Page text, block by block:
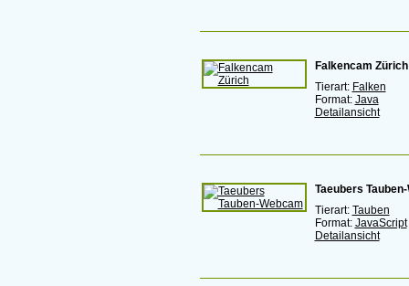
Falkencam Zürich
Tierart: Falken
Format: Java
Detailansicht
Taeubers
Tierart: Tauben
Format: JavaScript
Detailansicht